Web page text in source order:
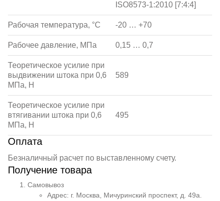
ISO8573-1:2010 [7:4:4]
Рабочая температура, °С -20 … +70
Рабочее давление, МПа 0,15 … 0,7
Теоретическое усилие при
выдвижении штока при 0,6
МПа, Н
589
Теоретическое усилие при
втягивании штока при 0,6
МПа, Н
495
Оплата
Безналичный расчет по выставленному счету.
Получение товара
Самовывоз
Адрес: г. Москва, Мичуринский проспект, д. 49а.